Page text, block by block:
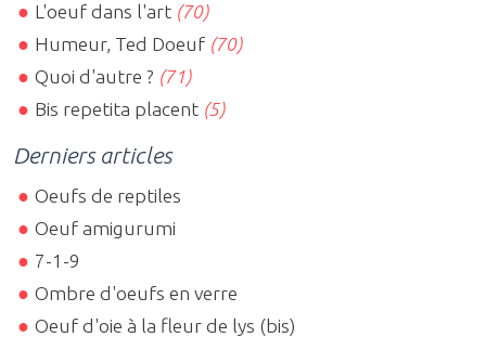
L'oeuf dans l'art (70)
Humeur, Ted Doeuf (70)
Quoi d'autre ? (71)
Bis repetita placent (5)
Derniers articles
Oeufs de reptiles
Oeuf amigurumi
7-1-9
Ombre d'oeufs en verre
Oeuf d'oie à la fleur de lys (bis)